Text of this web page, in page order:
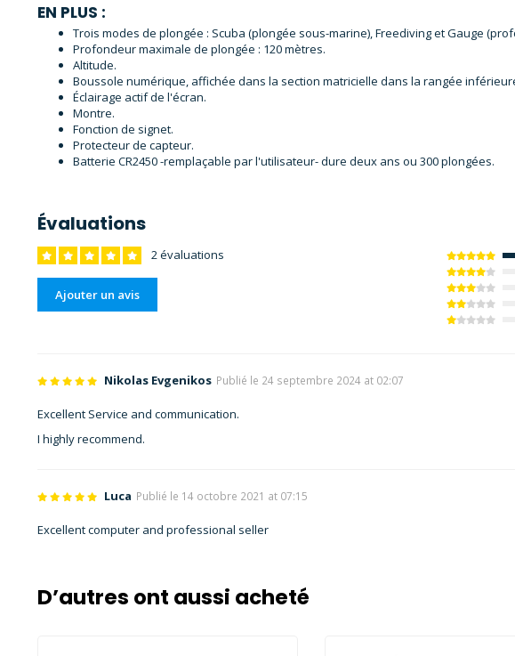
EN PLUS :
Trois modes de plongée : Scuba (plongée sous-marine), Freediving et Gauge
Profondeur maximale de plongée : 120 mètres.
Altitude.
Boussole numérique, affichée dans la section matricielle dans la rangée
Éclairage actif de l'écran.
Montre.
Fonction de signet.
Protecteur de capteur.
Batterie CR2450 -remplaçable par l'utilisateur- dure deux ans ou 300 plongées.
Évaluations
2 évaluations
Ajouter un avis
Nikolas Evgenikos Publié le 24 septembre 2024 at 02:07
Excellent Service and communication.
I highly recommend.
Luca Publié le 14 octobre 2021 at 07:15
Excellent computer and professional seller
D’autres ont aussi acheté